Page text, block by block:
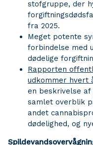
stofgruppe, der
fra 2025.
Meget potente
forbindelse med
dødelige
Rapporten
udkommer hvert
en beskrivelse af
samlet overblik
andet
dødelighed, og